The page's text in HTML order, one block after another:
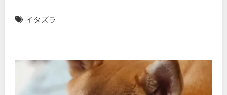
イタズラ